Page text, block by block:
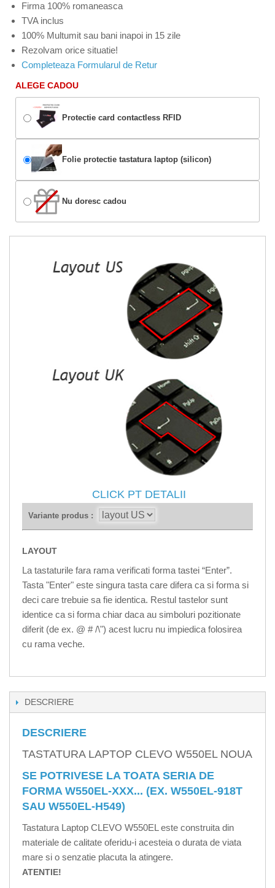
Firma 100% romaneasca
TVA inclus
100% Multumit sau bani inapoi in 15 zile
Rezolvam orice situatie!
Completeaza Formularul de Retur
ALEGE CADOU
Protectie card contactless RFID
Folie protectie tastatura laptop (silicon)
Nu doresc cadou
CLICK PT DETALII
Variante produs :
LAYOUT
La tastaturile fara rama verificati forma tastei “Enter”.
Tasta "Enter" este singura tasta care difera ca si forma si
deci care trebuie sa fie identica. Restul tastelor sunt
identice ca si forma chiar daca au simboluri pozitionate
diferit (de ex. @ # /\") acest lucru nu impiedica folosirea
cu rama veche.
DESCRIERE
DESCRIERE
TASTATURA LAPTOP CLEVO W550EL NOUA
SE POTRIVESE LA TOATA SERIA DE
FORMA W550EL-XXX... (EX. W550EL-918T
SAU W550EL-H549)
Tastatura Laptop CLEVO W550EL este construita din
materiale de calitate oferidu-i acesteia o durata de viata
mare si o senzatie placuta la atingere.
ATENTIE!